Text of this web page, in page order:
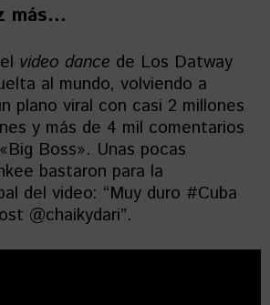
más…
video dance de Los Datway
al mundo, volviendo a
plano viral con casi 2 millones
y más de 4 mil comentarios
Boss». Unas pocas
bastaron para la
del video: “Muy duro #Cuba
@chaikydari”.